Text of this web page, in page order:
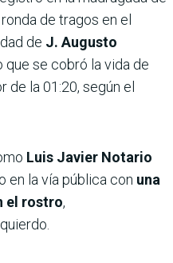
de tragos en el
de J. Augusto
que se cobró la vida de
de la 01:20, según el
Luis Javier Notario
en la vía pública con una
el rostro,